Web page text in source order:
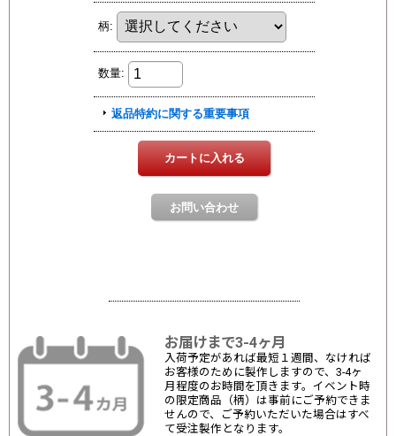
お届けまで3-4ヶ月
入荷予定があれば最短１週間、なければ
お客様のために製作しますので、3-4ヶ
月程度のお時間を頂きます。イベント時
の限定商品（柄）は事前にご予約できま
せんので、ご予約いただいた場合はすべ
て受注製作となります。